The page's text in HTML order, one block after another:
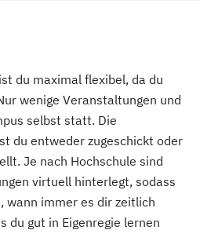
du maximal flexibel, da du
wenige Veranstaltungen und
selbst statt. Die
du entweder zugeschickt oder
Je nach Hochschule sind
virtuell hinterlegt, sodass
wann immer es dir zeitlich
du gut in Eigenregie lernen